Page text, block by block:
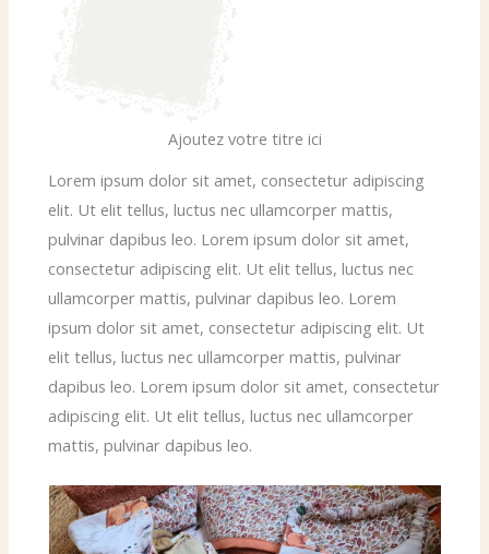
Ajoutez votre titre ici
Lorem ipsum dolor sit amet, consectetur adipiscing
elit. Ut elit tellus, luctus nec ullamcorper mattis,
pulvinar dapibus leo. Lorem ipsum dolor sit amet,
consectetur adipiscing elit. Ut elit tellus, luctus nec
ullamcorper mattis, pulvinar dapibus leo. Lorem
ipsum dolor sit amet, consectetur adipiscing elit. Ut
elit tellus, luctus nec ullamcorper mattis, pulvinar
dapibus leo. Lorem ipsum dolor sit amet, consectetur
adipiscing elit. Ut elit tellus, luctus nec ullamcorper
mattis, pulvinar dapibus leo.